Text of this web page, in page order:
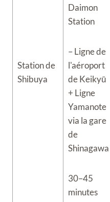
Station de
Shibuya
Daimon
Station
– Ligne de
l'aéroport
de Keikyū
+ Ligne
Yamanote
via la gare
de
Shinagawa
30–45
minutes